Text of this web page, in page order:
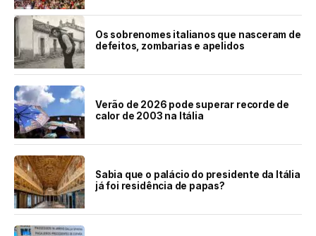
Os sobrenomes italianos que nasceram de
defeitos, zombarias e apelidos
Verão de 2026 pode superar recorde de
calor de 2003 na Itália
Sabia que o palácio do presidente da Itália
já foi residência de papas?